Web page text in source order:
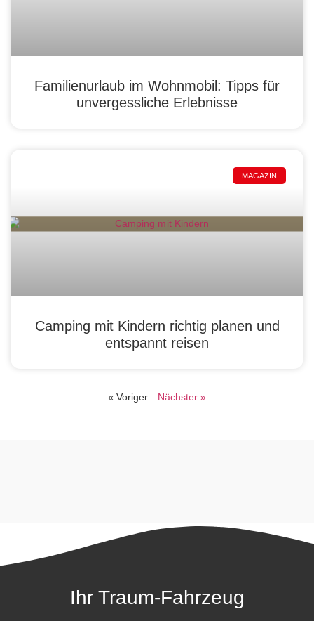
Familienurlaub im Wohnmobil: Tipps für
unvergessliche Erlebnisse
MAGAZIN
Camping mit Kindern richtig planen und
entspannt reisen
« Voriger Nächster »
Ihr Traum-Fahrzeug